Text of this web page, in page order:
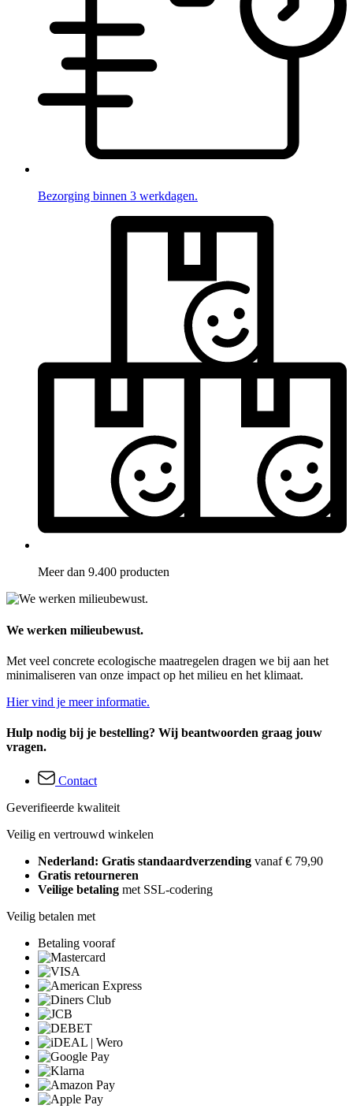
Bezorging binnen 3 werkdagen.
Meer dan 9.400 producten
We werken milieubewust.
Met veel concrete ecologische maatregelen dragen we bij aan het
minimaliseren van onze impact op het milieu en het klimaat.
Hier vind je meer informatie.
Hulp nodig bij je bestelling? Wij beantwoorden graag jouw
vragen.
Contact
Geverifieerde kwaliteit
Veilig en vertrouwd winkelen
Nederland: Gratis standaardverzending vanaf € 79,90
Gratis retourneren
Veilige betaling met SSL-codering
Veilig betalen met
Betaling vooraf